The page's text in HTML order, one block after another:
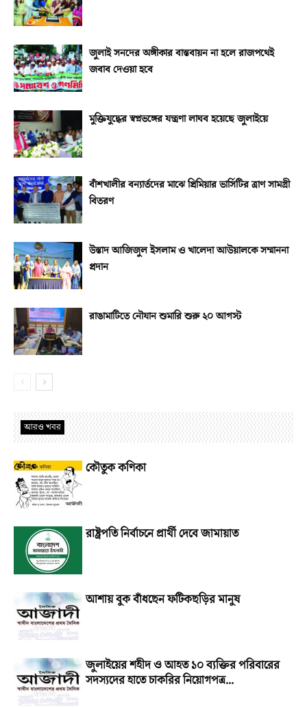
জুলাই সনদের অঙ্গীকার বাস্তবায়ন না হলে রাজপথেই
জবাব দেওয়া হবে
মুক্তিযুদ্ধের স্বপ্নভঙ্গের যন্ত্রণা লাঘব হয়েছে জুলাইয়ে
বাঁশখালীর বন্যার্তদের মাঝে প্রিমিয়ার ভার্সিটির ত্রাণ সামগ্রী
বিতরণ
উস্তাদ আজিজুল ইসলাম ও খালেদা আউয়ালকে সম্মাননা
প্রদান
রাঙামাটিতে নৌযান শুমারি শুরু ২০ আগস্ট
আরও খবর
কৌতুক কণিকা
রাষ্ট্রপতি নির্বাচনে প্রার্থী দেবে জামায়াত
আশায় বুক বাঁধছেন ফটিকছড়ির মানুষ
জুলাইয়ের শহীদ ও আহত ১০ ব্যক্তির পরিবারের
সদস্যদের হাতে চাকরির নিয়োগপত্র...